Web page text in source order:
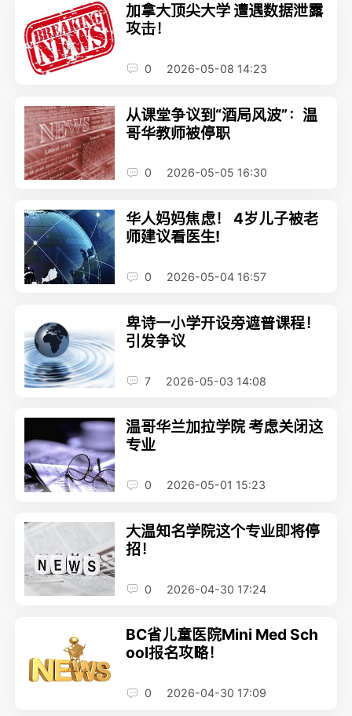
加拿大顶尖大学 遭遇数据泄露
攻击！
0 2026-05-08 14:23
从课堂争议到“酒局风波”：温
哥华教师被停职
0 2026-05-05 16:30
华人妈妈焦虑！ 4岁儿子被老
师建议看医生!
0 2026-05-04 16:57
卑诗一小学开设旁遮普课程！
引发争议
7 2026-05-03 14:08
温哥华兰加拉学院 考虑关闭这
专业
0 2026-05-01 15:23
大温知名学院这个专业即将停
招！
0 2026-04-30 17:24
BC省儿童医院Mini Med Sch
ool报名攻略！
0 2026-04-30 17:09